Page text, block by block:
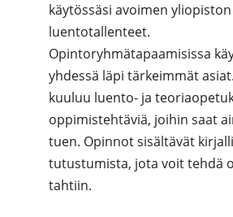
käytössäsi avoimen yliopiston
luentotallenteet.
Opintoryhmätapaamisissa
yhdessä läpi tärkeimmät
kuuluu luento- ja
oppimistehtäviä, joihin saat
tuen. Opinnot sisältävät
tutustumista, jota voit tehdä
tahtiin.